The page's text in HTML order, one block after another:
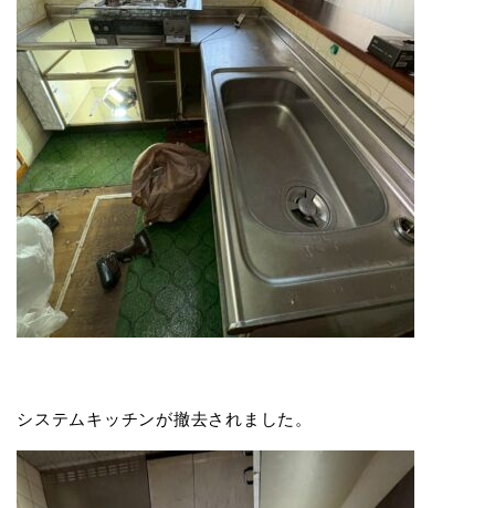
システムキッチンが撤去されました。